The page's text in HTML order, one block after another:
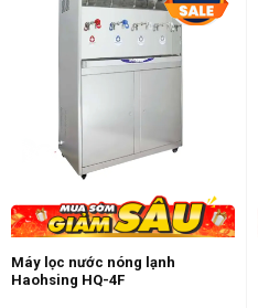
Máy lọc nước nóng lạnh
Haohsing HQ-4F